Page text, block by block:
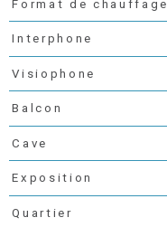
Format de chauffage
Interphone
Visiophone
Balcon
Cave
Exposition
Quartier